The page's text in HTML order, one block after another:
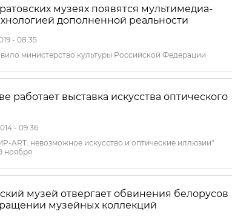
музеях появятся мультимедиа-
дополненной реальности
- 08:35
министерство культуры Российской Федерации
работает выставка искусства оптического
- 09:36
ART: невозможное искусство и оптические иллюзии"
ноября
музей отвергает обвинения белорусов
музейных коллекций